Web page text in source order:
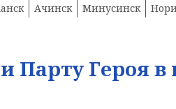
Ачинск Минусинск
Парту Героя